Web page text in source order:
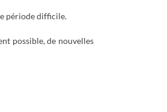
période difficile.
possible, de nouvelles